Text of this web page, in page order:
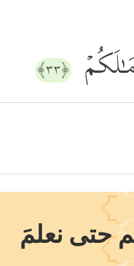
﴿٣٣﴾
حتى نعلمَ